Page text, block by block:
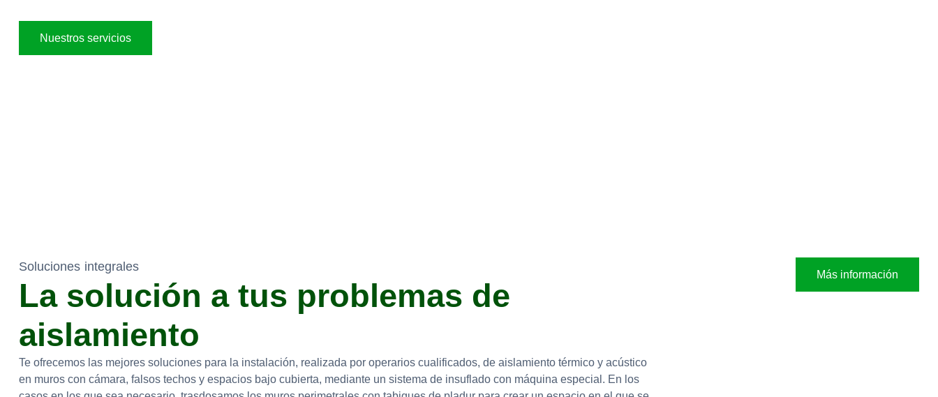
Nuestros servicios
Soluciones integrales
La solución a tus problemas de
aislamiento
Te ofrecemos las mejores soluciones para la instalación, realizada por operarios cualificados, de aislamiento térmico y acústico
en muros con cámara, falsos techos y espacios bajo cubierta, mediante un sistema de insuflado con máquina especial. En los
Más información